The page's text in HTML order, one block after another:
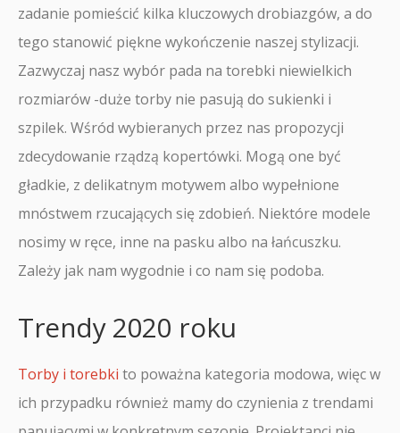
zadanie pomieścić kilka kluczowych drobiazgów, a do
tego stanowić piękne wykończenie naszej stylizacji.
Zazwyczaj nasz wybór pada na torebki niewielkich
rozmiarów -duże torby nie pasują do sukienki i
szpilek. Wśród wybieranych przez nas propozycji
zdecydowanie rządzą kopertówki. Mogą one być
gładkie, z delikatnym motywem albo wypełnione
mnóstwem rzucających się zdobień. Niektóre modele
nosimy w ręce, inne na pasku albo na łańcuszku.
Zależy jak nam wygodnie i co nam się podoba.
Trendy 2020 roku
Torby i torebki to poważna kategoria modowa, więc w
ich przypadku również mamy do czynienia z trendami